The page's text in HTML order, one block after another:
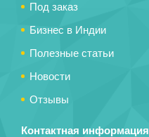
Под заказ
Бизнес в Индии
Полезные статьи
Новости
Отзывы
Контактная информация